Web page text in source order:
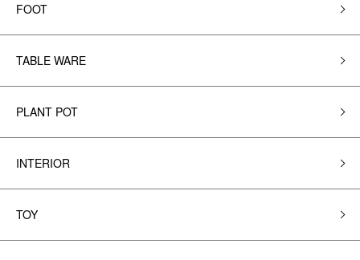
FOOT
TABLE WARE
PLANT POT
INTERIOR
TOY